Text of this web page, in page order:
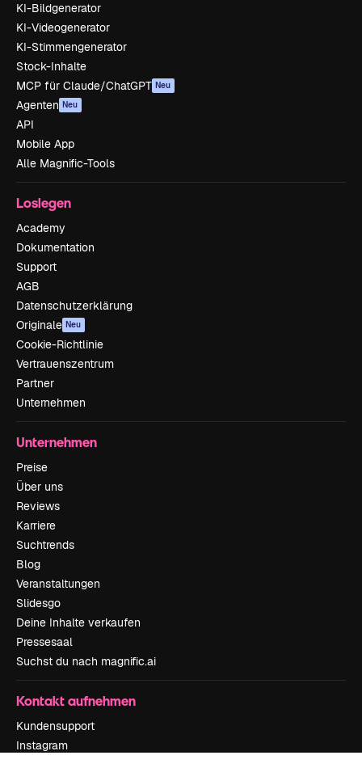
KI-Bildgenerator
KI-Videogenerator
KI-Stimmengenerator
Stock-Inhalte
MCP für Claude/ChatGPT Neu
Agenten Neu
API
Mobile App
Alle Magnific-Tools
Loslegen
Academy
Dokumentation
Support
AGB
Datenschutzerklärung
Originale Neu
Cookie-Richtlinie
Vertrauenszentrum
Partner
Unternehmen
Unternehmen
Preise
Über uns
Reviews
Karriere
Suchtrends
Blog
Veranstaltungen
Slidesgo
Deine Inhalte verkaufen
Pressesaal
Suchst du nach magnific.ai
Kontakt aufnehmen
Kundensupport
Instagram